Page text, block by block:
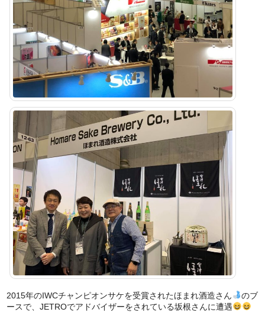
2015年のIWCチャンピオンサケを受賞されたほまれ酒造さん
のブ
ースで、JETROでアドバイザーをされている坂根さんに遭遇